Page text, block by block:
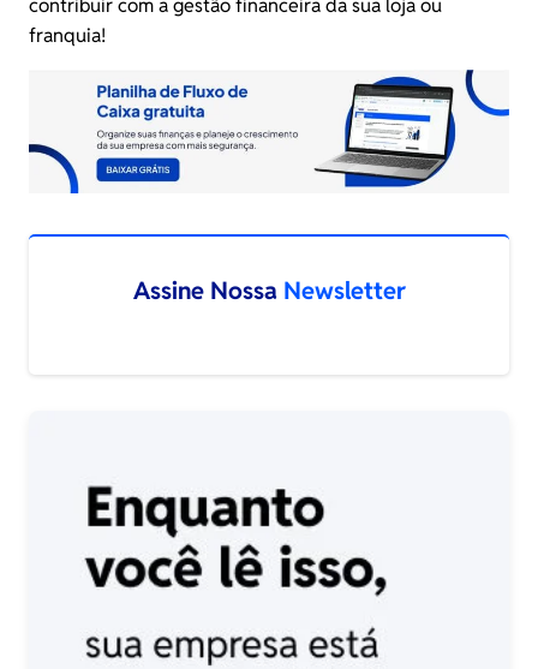
contribuir com a gestão financeira da sua loja ou
franquia!
Assine Nossa Newsletter